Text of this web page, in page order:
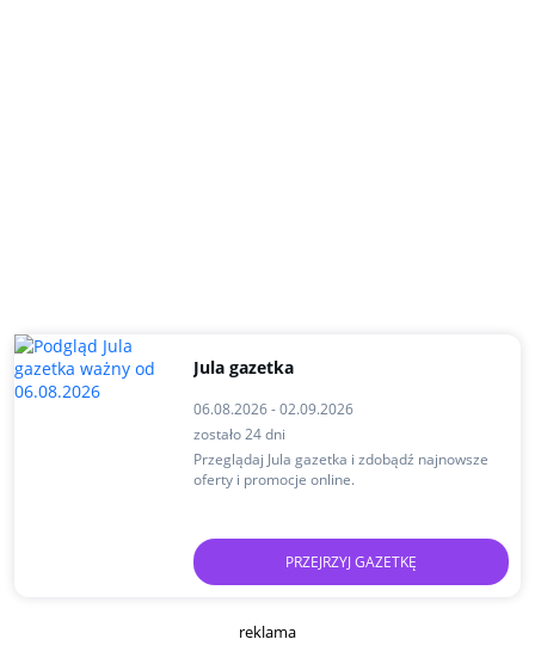
Jula gazetka
06.08.2026 - 02.09.2026
zostało 24 dni
Przeglądaj Jula gazetka i zdobądź najnowsze
oferty i promocje online.
PRZEJRZYJ GAZETKĘ
reklama